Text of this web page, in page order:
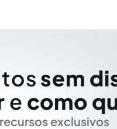
sem
e como
exclusivos